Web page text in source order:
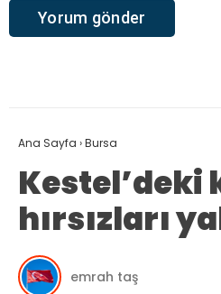
Ana Sayfa ›Bursa
Kestel’deki
hırsızları
emrah taş